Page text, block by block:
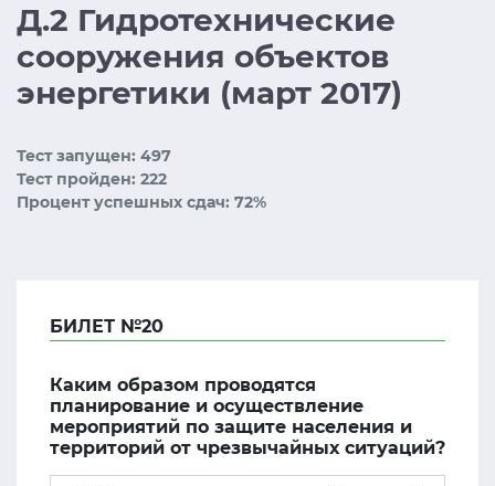
Д.2 Гидротехнические
сооружения объектов
энергетики (март 2017)
Тест запущен: 497
Тест пройден: 222
Процент успешных сдач: 72%
БИЛЕТ №20
Каким образом проводятся
планирование и осуществление
мероприятий по защите населения и
территорий от чрезвычайных ситуаций?